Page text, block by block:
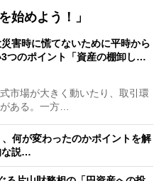
始めよう！」
災害時に慌てないために平時から
つのポイント「資産の棚卸し…
市場が大きく動いたり、取引環
ある。一方…
何が変わったのかポイントを解
な説…